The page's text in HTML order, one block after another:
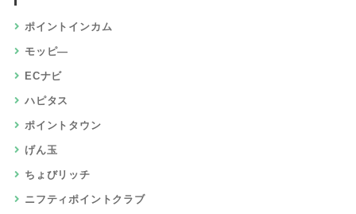
ポイントインカム
モッピ―
ECナビ
ハピタス
ポイントタウン
げん玉
ちょびリッチ
ニフティポイントクラブ